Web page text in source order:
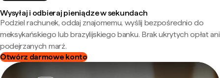
Wysyłaj i odbieraj pieniądze w sekundach
Podziel rachunek, oddaj znajomemu, wyślij bezpośrednio do
meksykańskiego lub brazylijskiego banku. Brak ukrytych opłat ani
podejrzanych marż.
Otwórz darmowe konto